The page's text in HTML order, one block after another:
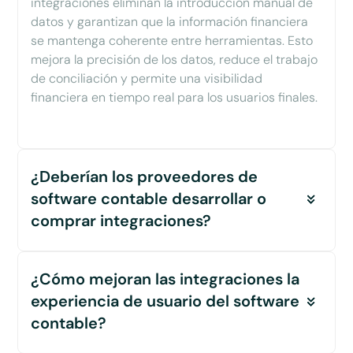
datos y garantizan que la información financiera
se mantenga coherente entre herramientas. Esto
mejora la precisión de los datos, reduce el trabajo
de conciliación y permite una visibilidad
financiera en tiempo real para los usuarios finales.
¿Deberían los proveedores de
software contable desarrollar o
comprar integraciones?
contable, desarrollar integraciones internamente
se convierte rápidamente en un cuello de botella a
medida que escalan.
¿Cómo mejoran las integraciones la
experiencia de usuario del software
contable?